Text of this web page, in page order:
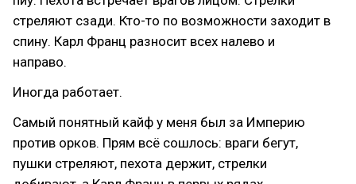
стреляют сзади. Кто-то по возможности заходит в
спину. Карл Франц разносит всех налево и
направо.
Иногда работает.
Самый понятный кайф у меня был за Империю
против орков. Прям всё сошлось: враги бегут,
пушки стреляют, пехота держит, стрелки